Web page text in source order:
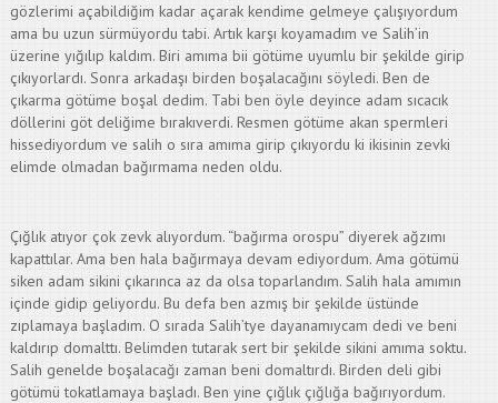
gözlerimi açabildiğim kadar açarak kendime gelmeye çalışıyordum
ama bu uzun sürmüyordu tabi. Artık karşı koyamadım ve Salih’in
üzerine yığılıp kaldım. Biri amıma bii götüme uyumlu bir şekilde girip
çıkıyorlardı. Sonra arkadaşı birden boşalacağını söyledi. Ben de
çıkarma götüme boşal dedim. Tabi ben öyle deyince adam sıcacık
döllerini göt deliğime bırakıverdi. Resmen götüme akan spermleri
hissediyordum ve salih o sıra amıma girip çıkıyordu ki ikisinin zevki
elimde olmadan bağırmama neden oldu.
Çığlık atıyor çok zevk alıyordum. “bağırma orospu” diyerek ağzımı
kapattılar. Ama ben hala bağırmaya devam ediyordum. Ama götümü
siken adam sikini çıkarınca az da olsa toparlandım. Salih hala amımın
içinde gidip geliyordu. Bu defa ben azmış bir şekilde üstünde
zıplamaya başladım. O sırada Salih’tye dayanamıycam dedi ve beni
kaldırıp domalttı. Belimden tutarak sert bir şekilde sikini amıma soktu.
Salih genelde boşalacağı zaman beni domaltırdı. Birden deli gibi
götümü tokatlamaya başladı. Ben yine çığlık çığlığa bağırıyordum.